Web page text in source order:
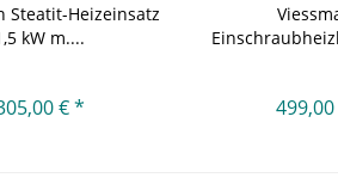
Steatit-Heizeinsatz
kW m....
€ *